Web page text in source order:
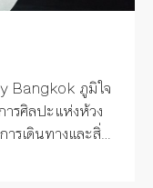
Bangkok ภูมิใจ
รศิลปะแห่งห้วง
ารเดินทางและสิ่ง